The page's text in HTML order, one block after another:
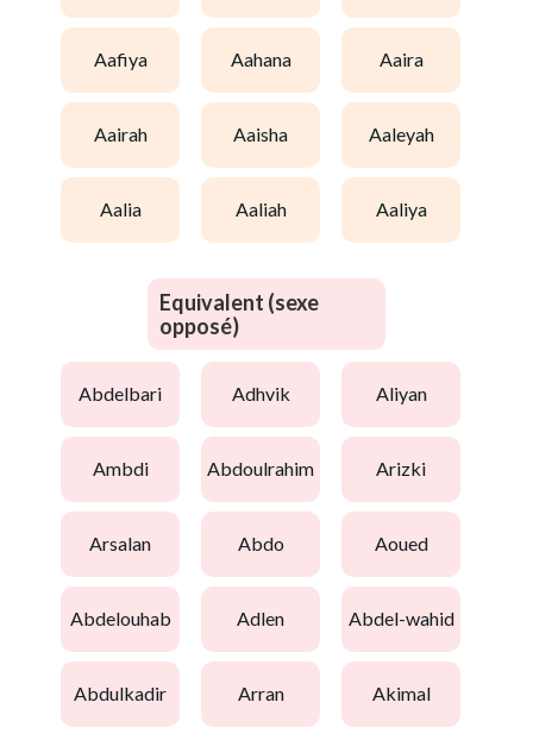
aafiya aahana aaira
aairah aaisha aaleyah
aalia aaliah aaliya
Equivalent (sexe
opposé)
abdelbari adhvik aliyan
ambdi abdoulrahim arizki
arsalan abdo aoued
abdelouhab adlen abdel-wahid
abdulkadir arran akimal